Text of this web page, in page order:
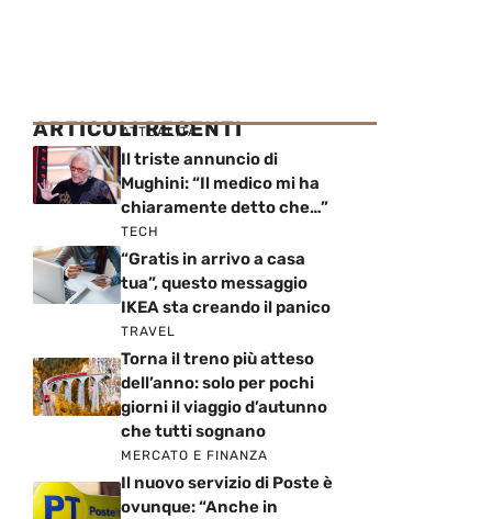
ARTICOLI RECENTI
ATTUALITÀ
Il triste annuncio di
Mughini: “Il medico mi ha
chiaramente detto che…”
TECH
“Gratis in arrivo a casa
tua”, questo messaggio
IKEA sta creando il panico
TRAVEL
Torna il treno più atteso
dell’anno: solo per pochi
giorni il viaggio d’autunno
che tutti sognano
MERCATO E FINANZA
Il nuovo servizio di Poste è
ovunque: “Anche in